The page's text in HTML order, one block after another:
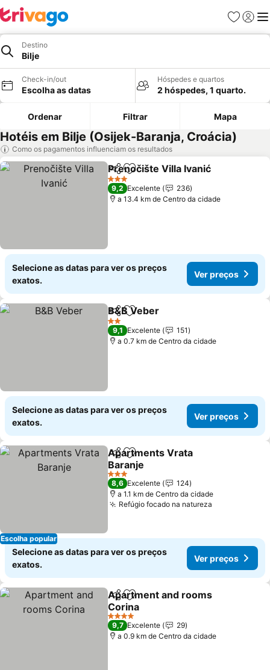
Favoritos
Iniciar
Destino
Bilje
Check-in/out
Escolha as datas
Hóspedes e quartos
2 hóspedes, 1 quarto.
Ordenar Filtrar Mapa
Hotéis em Bilje (Osijek-Baranja, Croácia)
Como os pagamentos influenciam os resultados
PartilharAdicionar aos favoritos
Prenočište Villa Ivanić
3 Estrelas
9,2 Excelente
236
a 13.4 km de Centro da cidade
Selecione as datas para ver os preços
exatos.
Ver preços
PartilharAdicionar aos favoritos
B&B Veber
2 Estrelas
9,1 Excelente
151
a 0.7 km de Centro da cidade
Selecione as datas para ver os preços
exatos.
Ver preços
Escolha popular
PartilharAdicionar aos favoritos
Apartments Vrata
Baranje
3 Estrelas
8,6 Excelente
124
a 1.1 km de Centro da cidade
Refúgio focado na natureza
Selecione as datas para ver os preços
exatos.
Ver preços
PartilharAdicionar aos favoritos
Apartment and rooms
Corina
4 Estrelas
9,7 Excelente
29
a 0.9 km de Centro da cidade